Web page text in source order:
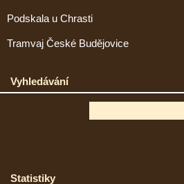
Podskala u Chrasti
Tramvaj České Budějovice
Vyhledávání
Statistiky